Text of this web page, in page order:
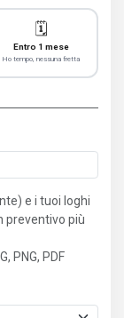
🗓️
Entro 1 mese
Ho tempo, nessuna fretta
e i tuoi loghi
preventivo più
PNG, PDF